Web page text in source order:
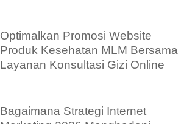
Optimalkan Promosi Website
Produk Kesehatan MLM Bersama
Layanan Konsultasi Gizi Online
Bagaimana Strategi Internet